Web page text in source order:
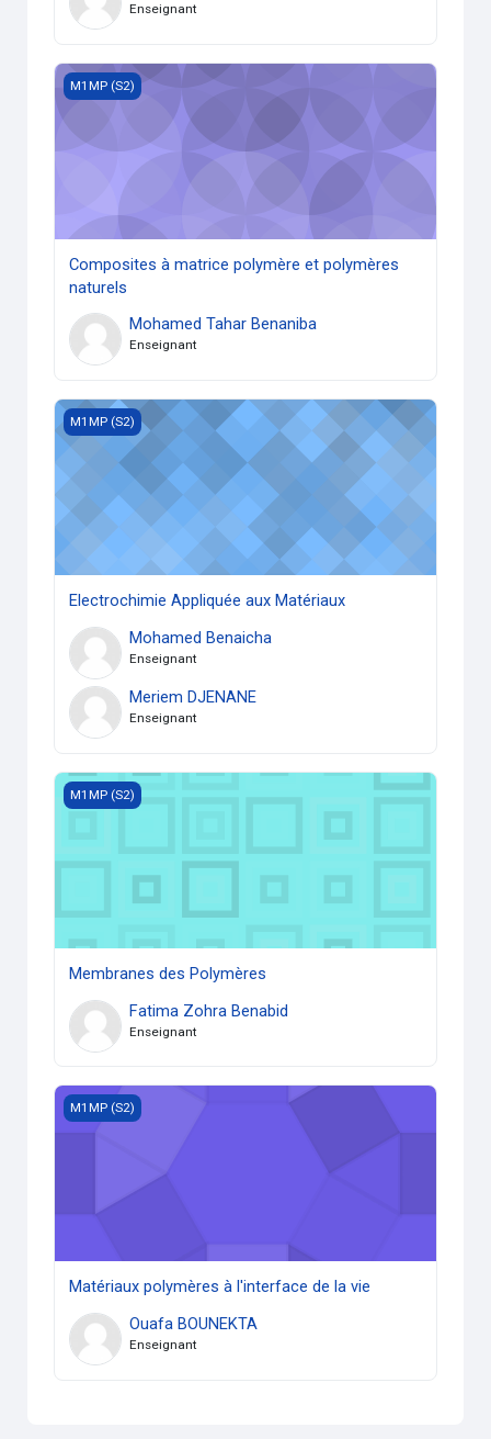
Enseignant
Composites à matrice polymère et polymères naturels
M1MP (S2)
Composites à matrice polymère et polymères
naturels
Mohamed Tahar Benaniba
Enseignant
Electrochimie Appliquée aux Matériaux
M1MP (S2)
Electrochimie Appliquée aux Matériaux
Mohamed Benaicha
Enseignant
Meriem DJENANE
Enseignant
Membranes des Polymères
M1MP (S2)
Membranes des Polymères
Fatima Zohra Benabid
Enseignant
Matériaux polymères à l'interface de la vie
M1MP (S2)
Matériaux polymères à l'interface de la vie
Ouafa BOUNEKTA
Enseignant